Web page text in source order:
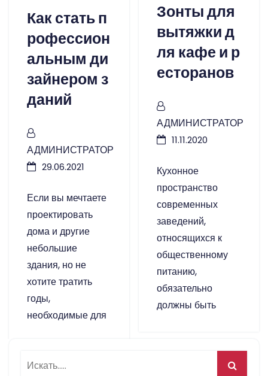
Как стать п
рофессион
альным ди
зайнером з
даний
АДМИНИСТРАТОР
29.06.2021
Если вы мечтаете
проектировать
дома и другие
небольшие
здания, но не
хотите тратить
годы,
необходимые для
Зонты для
вытяжки д
ля кафе и р
есторанов
АДМИНИСТРАТОР
11.11.2020
Кухонное
пространство
современных
заведений,
относящихся к
общественному
питанию,
обязательно
должны быть